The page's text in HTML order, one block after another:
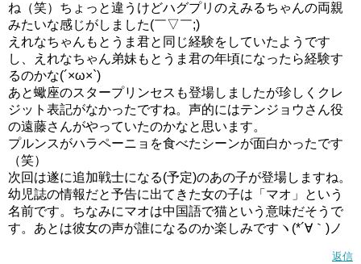
昨日の夜39度近い熱が出てしまいまして、今は38度くらい
に下がったので何とか感想記事書きました。ちょっと物足
りなかったら申し訳ありませんm(__)m
関連記事 スタートゥインクルプリキュア(スタプリ)第32話感想ネタバレ ガルオウガはドジっ子？
関連記事 スタートゥインクルプリキュア(スタプリ)第36話感想ネタバレ星空警察アン登場!!
ね（笑）ちょっと違うけどハグプリのえみるちゃんの両親
みたいな感じがしました(￣▽￣;)
えれなちゃんもとうま君と同じ経験をしていたようです
し、えれなちゃん弟妹もとうま君の年頃になったら経験す
るのかな(´×ω×`)
あと蠍座のスタープリンセスも登場しましたが珍しくクレ
ジット表記がなかったですね。声的にはテンジョウさん役
の遠藤さんがやっていたのかなと思います。
プルンスがハラペーニョを食べたシーンが面白かったです
（笑）
次回は遂に追加戦士になる(予定)のあの子が登場しますね。
幼児誌の情報だと予告に出てきた女の子は「マオ」という
名前です。ちなみにマオは中国語で猫という意味だそうで
す。あとは彼女の声が誰になるのか楽しみですヽ(*´∀｀)ノ
返信